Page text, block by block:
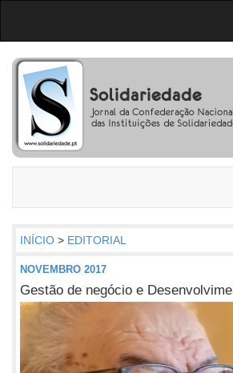
INÍCIO > EDITORIAL
NOVEMBRO 2017
Gestão de negócio e